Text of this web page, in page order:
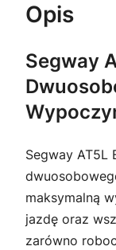
Opis
Segway
Segway AT5L
maksymalną
jazdę oraz
zarówno